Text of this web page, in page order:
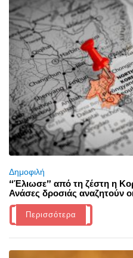
Δημοφιλή
“Έλιωσε” από τη ζέστη η
Ανάσες δροσιάς αναζητούν
Περισσότερα